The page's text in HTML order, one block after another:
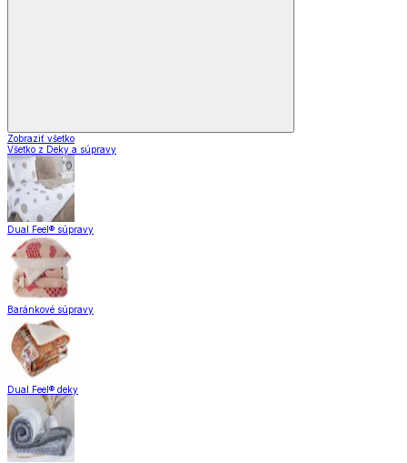
Zobraziť všetko
Všetko z Deky a súpravy
Dual Feel® súpravy
Baránkové súpravy
Dual Feel® deky